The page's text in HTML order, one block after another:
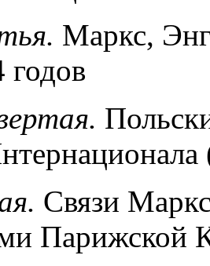
Маркс,
годов
Связи
Парижской